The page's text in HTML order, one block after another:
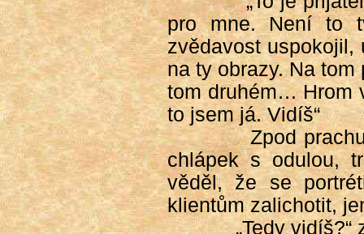
pro mne. Není to
zvědavost uspokojil,
na ty obrazy. Na
tom druhém… Hrom
to jsem já. Vidíš“
Zpod
chlápek s odulou,
věděl, že se
klientům zalichotit,
„Tedy